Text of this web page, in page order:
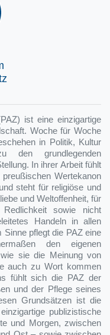
ist eine einzigartige
Woche für Woche
in Politik, Kultur
den grundlegenden
In ihrer Arbeit fühlt
Wertekanon
steht für religiöse und
und Weltoffenheit, für
Redlichkeit sowie nicht
Handeln in allen
pflegt die PAZ eine
den eigenen
sie die Meinung von
auch zu Wort kommen
fühlt sich die PAZ der
und der Pflege seines
Grundsätzen ist die
publizistische
und Morgen, zwischen